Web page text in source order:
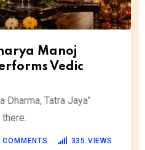
Manoj
Vedic
Dharma, Tatra Jaya”
COMMENTS 335 VIEWS